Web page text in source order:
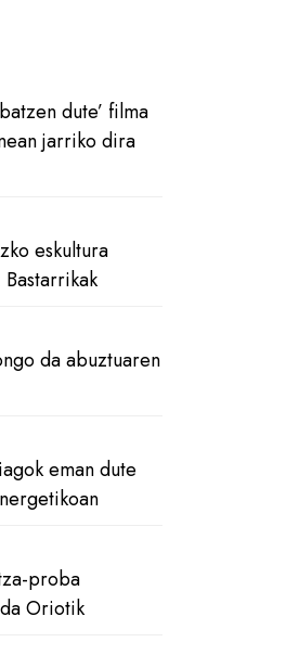
dute’ filma
jarriko dira
eskultura
da abuztuaren
eman dute
proba
Oriotik